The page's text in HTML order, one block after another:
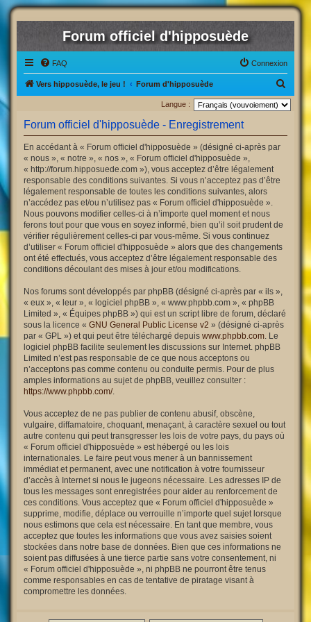
Forum officiel d'hipposuède
FAQ Connexion
Vers hipposuède, le jeu ! Forum d'hipposuède
e
Langue :
Forum officiel d'hipposuède - Enregistrement
En accédant à « Forum officiel d'hipposuède » (désigné ci-après par
« nous », « notre », « nos », « Forum officiel d'hipposuède »,
« http://forum.hipposuede.com »), vous acceptez d’être légalement
responsable des conditions suivantes. Si vous n’acceptez pas d’être
légalement responsable de toutes les conditions suivantes, alors
n’accédez pas et/ou n’utilisez pas « Forum officiel d'hipposuède ».
Nous pouvons modifier celles-ci à n’importe quel moment et nous
ferons tout pour que vous en soyez informé, bien qu’il soit prudent de
vérifier régulièrement celles-ci par vous-même. Si vous continuez
d’utiliser « Forum officiel d'hipposuède » alors que des changements
ont été effectués, vous acceptez d’être légalement responsable des
conditions découlant des mises à jour et/ou modifications.
Nos forums sont développés par phpBB (désigné ci-après par « ils »,
« eux », « leur », « logiciel phpBB », « www.phpbb.com », « phpBB
Limited », « Équipes phpBB ») qui est un script libre de forum, déclaré
sous la licence « GNU General Public License v2 » (désigné ci-après
par « GPL ») et qui peut être téléchargé depuis www.phpbb.com. Le
logiciel phpBB facilite seulement les discussions sur Internet. phpBB
Limited n’est pas responsable de ce que nous acceptons ou
n’acceptons pas comme contenu ou conduite permis. Pour de plus
amples informations au sujet de phpBB, veuillez consulter :
https://www.phpbb.com/.
Vous acceptez de ne pas publier de contenu abusif, obscène,
vulgaire, diffamatoire, choquant, menaçant, à caractère sexuel ou tout
autre contenu qui peut transgresser les lois de votre pays, du pays où
« Forum officiel d'hipposuède » est hébergé ou les lois
internationales. Le faire peut vous mener à un bannissement
immédiat et permanent, avec une notification à votre fournisseur
d’accès à Internet si nous le jugeons nécessaire. Les adresses IP de
tous les messages sont enregistrées pour aider au renforcement de
ces conditions. Vous acceptez que « Forum officiel d'hipposuède »
supprime, modifie, déplace ou verrouille n’importe quel sujet lorsque
nous estimons que cela est nécessaire. En tant que membre, vous
acceptez que toutes les informations que vous avez saisies soient
stockées dans notre base de données. Bien que ces informations ne
soient pas diffusées à une tierce partie sans votre consentement, ni
« Forum officiel d'hipposuède », ni phpBB ne pourront être tenus
comme responsables en cas de tentative de piratage visant à
compromettre les données.